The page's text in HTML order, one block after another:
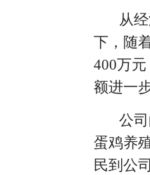
从
下，随
400万
额进一
公
蛋鸡养
民到公